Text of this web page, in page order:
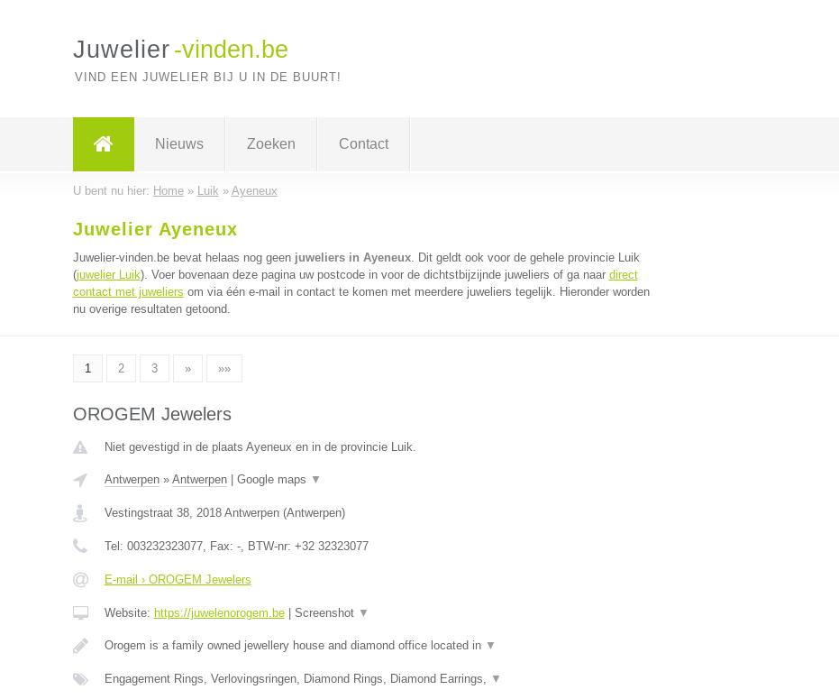
Juwelier -vinden.be
VIND EEN JUWELIER BIJ U IN DE BUURT!
Nieuws Zoeken Contact
U bent nu hier: Home» Luik » Ayeneux
Juwelier Ayeneux
Juwelier-vinden.be bevat helaas nog geen juweliers in Ayeneux. Dit geldt ook voor de gehele provincie Luik
(juwelier Luik). Voer bovenaan deze pagina uw postcode in voor de dichtstbijzijnde juweliers of ga naar direct
contact met juweliers om via één e-mail in contact te komen met meerdere juweliers tegelijk. Hieronder worden
nu overige resultaten getoond.
1 2 3 » »»
OROGEM Jewelers
Niet gevestigd in de plaats Ayeneux en in de provincie Luik.
Antwerpen» Antwerpen| Google maps ▼
Vestingstraat 38, 2018 Antwerpen(Antwerpen)
Tel: 003232323077, Fax: -, BTW-nr: +32 32323077
E-mail › OROGEM Jewelers
Website: https://juwelenorogem.be| Screenshot ▼
Orogem is a family owned jewellery house and diamond office located in ▼
Engagement Rings, Verlovingsringen, Diamond Rings, Diamond Earrings, ▼